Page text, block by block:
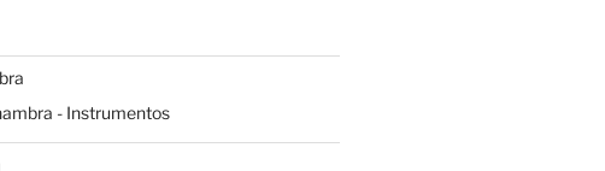
- Instrumentos